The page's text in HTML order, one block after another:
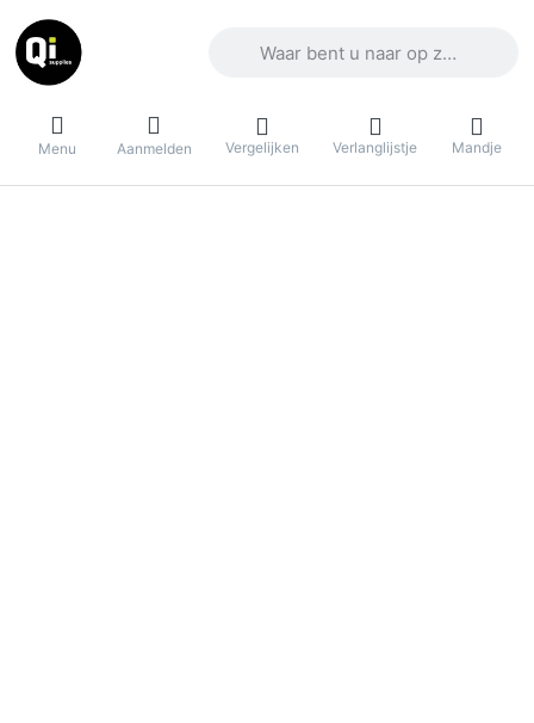
Menu Aanmelden Vergelijken Verlanglijstje Mandje